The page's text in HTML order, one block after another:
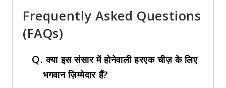
Frequently Asked Questions
(FAQs)
Q.क्या इस संसार में होनेवाली हरएक चीज़ के लिए
भगवान ज़िम्मेदार हैं?